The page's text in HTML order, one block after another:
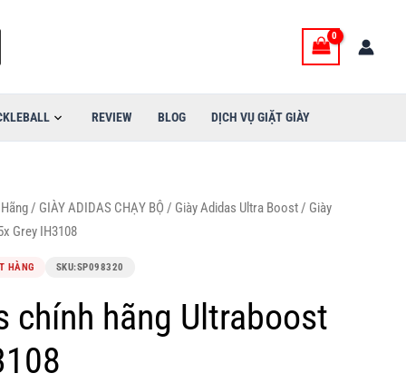
REVIEW BLOG DỊCH VỤ GIẶT GIÀY
/ GIÀY ADIDAS CHẠY BỘ / Giày Adidas Ultra Boost/ Giày
Grey IH3108
HÀNG SKU:SP098320
chính hãng Ultraboost